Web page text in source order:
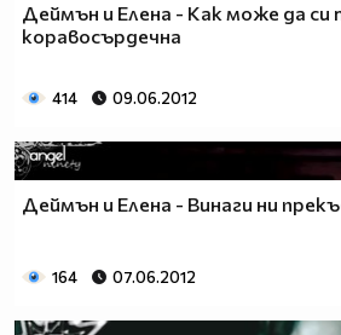
Деймън и Елена - Как може да си
коравосърдечна
414 09.06.2012
Деймън и Елена - Винаги ни
164 07.06.2012